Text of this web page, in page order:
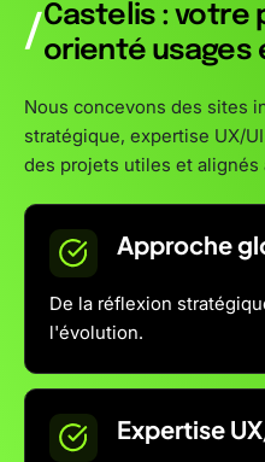
/Castelis : votre
orienté usages
Nous concevons des sites
stratégique, expertise UX/
des projets utiles et alignés
Approche
De la réflexion
l'évolution.
Expertise